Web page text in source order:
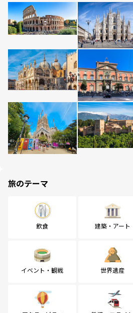
旅のテーマ
飲食 建築・アート
イベント・観戦 世界遺産